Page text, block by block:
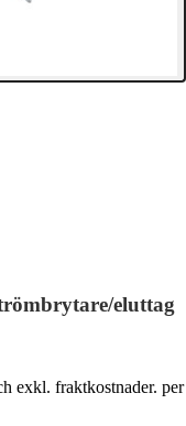
eluttag
exkl. fraktkostnader. per